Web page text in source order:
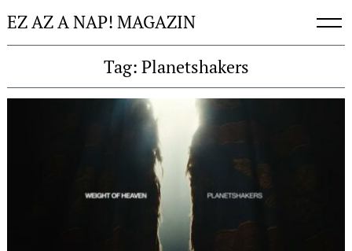
toEZ AZ A NAP! MAGAZIN
Tag: Planetshakers